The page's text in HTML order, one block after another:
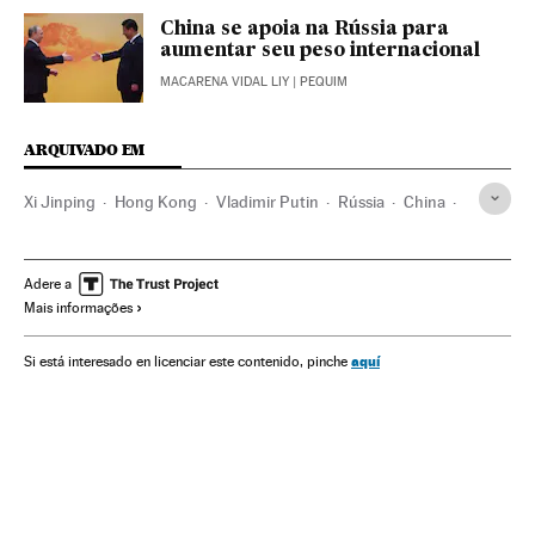
China se apoia na Rússia para
aumentar seu peso internacional
MACARENA VIDAL LIY | PEQUIM
ARQUIVADO EM
Xi Jinping Hong Kong Vladimir Putin Rússia China
Adere a
Mais informações
Si está interesado en licenciar este contenido, pinche aquí